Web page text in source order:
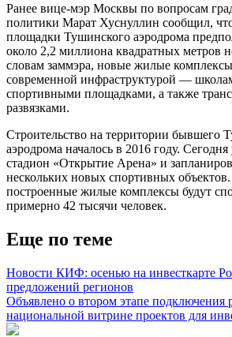
Ранее вице-мэр Москвы по вопросам
политики Марат Хуснуллин сообщил,
площадки Тушинского аэродрома
около 2,2 миллиона квадратных метров
словам заммэра, новые жилые
современной инфраструктурой —
спортивными площадками, а также
развязками.
Строительство на территории бывшего
аэродрома началось в 2016 году. Сегодня
стадион «Открытие Арена» и
нескольких новых спортивных
построенные жилые комплексы будут
примерно 42 тысячи человек.
Еще по теме
Новости КИФ: осенью на инвесткарте
предложений регионов
Объявлено о втором этапе подключения
национальной витрине проектов для